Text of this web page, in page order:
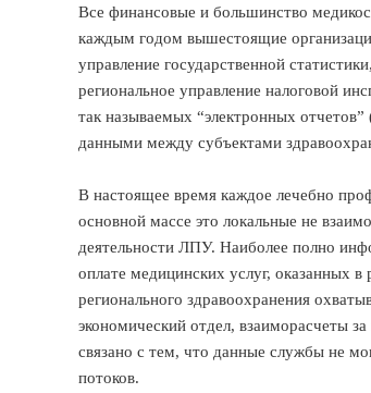
Все финансовые и большинство
каждым годом вышестоящие
управление государственной
региональное управление налоговой
так называемых “электронных
данными между субъектами
В настоящее время каждое лечебно
основной массе это локальные не
деятельности ЛПУ. Наиболее полно
оплате медицинских услуг, оказанных
регионального здравоохранения
экономический отдел, взаиморасчеты
связано с тем, что данные службы не
потоков.